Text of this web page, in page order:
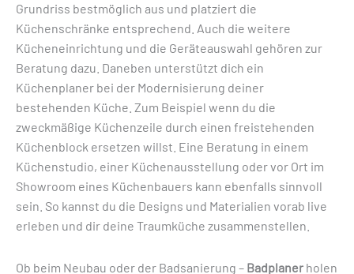
Grundriss bestmöglich aus und platziert die
Küchenschränke entsprechend. Auch die weitere
Kücheneinrichtung und die Geräteauswahl gehören zur
Beratung dazu. Daneben unterstützt dich ein
Küchenplaner bei der Modernisierung deiner
bestehenden Küche. Zum Beispiel wenn du die
zweckmäßige Küchenzeile durch einen freistehenden
Küchenblock ersetzen willst. Eine Beratung in einem
Küchenstudio, einer Küchenausstellung oder vor Ort im
Showroom eines Küchenbauers kann ebenfalls sinnvoll
sein. So kannst du die Designs und Materialien vorab live
erleben und dir deine Traumküche zusammenstellen.
Ob beim Neubau oder der Badsanierung – Badplaner holen